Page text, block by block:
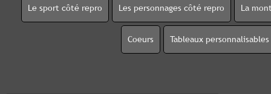
Le sport côté repro Les personnages côté repro La
Coeurs Tableaux personnalisables